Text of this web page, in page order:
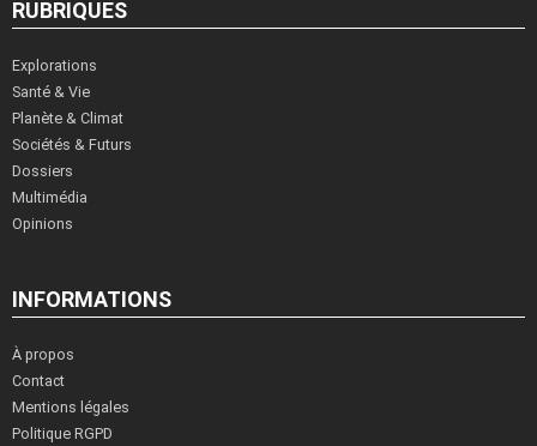
RUBRIQUES
Explorations
Santé & Vie
Planète & Climat
Sociétés & Futurs
Dossiers
Multimédia
Opinions
INFORMATIONS
À propos
Contact
Mentions légales
Politique RGPD